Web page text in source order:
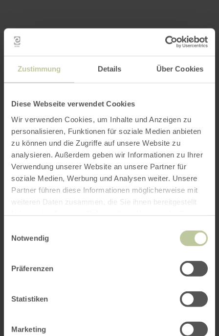
Zustimmung Details Über Cookies
Diese Webseite verwendet Cookies
Wir verwenden Cookies, um Inhalte und Anzeigen zu
personalisieren, Funktionen für soziale Medien anbieten
zu können und die Zugriffe auf unsere Website zu
analysieren. Außerdem geben wir Informationen zu Ihrer
Verwendung unserer Website an unsere Partner für
soziale Medien, Werbung und Analysen weiter. Unsere
Partner führen diese Informationen möglicherweise mit
weiteren Daten zusammen, die Sie ihnen bereitgestellt
Notwendig
Präferenzen
Statistiken
Marketing